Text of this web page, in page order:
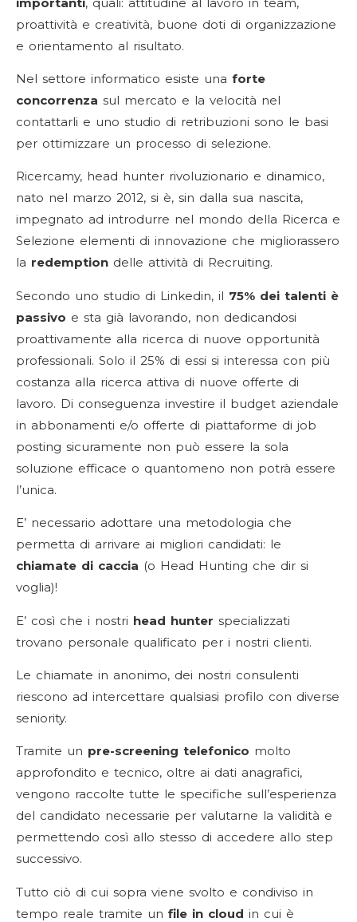
proattività e creatività, buone doti di organizzazione
e orientamento al risultato.
Nel settore informatico esiste una forte
concorrenza sul mercato e la velocità nel
contattarli e uno studio di retribuzioni sono le basi
per ottimizzare un processo di selezione.
Ricercamy, head hunter rivoluzionario e dinamico,
nato nel marzo 2012, si è, sin dalla sua nascita,
impegnato ad introdurre nel mondo della Ricerca e
Selezione elementi di innovazione che migliorassero
la redemption delle attività di Recruiting.
Secondo uno studio di Linkedin, il 75% dei talenti è
passivo e sta già lavorando, non dedicandosi
proattivamente alla ricerca di nuove opportunità
professionali. Solo il 25% di essi si interessa con più
costanza alla ricerca attiva di nuove offerte di
lavoro. Di conseguenza investire il budget aziendale
in abbonamenti e/o offerte di piattaforme di job
posting sicuramente non può essere la sola
soluzione efficace o quantomeno non potrà essere
l’unica.
E’ necessario adottare una metodologia che
permetta di arrivare ai migliori candidati: le
chiamate di caccia (o Head Hunting che dir si
voglia)!
E’ così che i nostri head hunter specializzati
trovano personale qualificato per i nostri clienti.
Le chiamate in anonimo, dei nostri consulenti
riescono ad intercettare qualsiasi profilo con diverse
seniority.
Tramite un pre-screening telefonico molto
approfondito e tecnico, oltre ai dati anagrafici,
vengono raccolte tutte le specifiche sull’esperienza
del candidato necessarie per valutarne la validità e
permettendo così allo stesso di accedere allo step
successivo.
Tutto ciò di cui sopra viene svolto e condiviso in
tempo reale tramite un file in cloud in cui è